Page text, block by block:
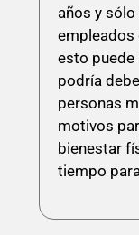
años y
empleados
esto puede
podría
personas
motivos
bienestar
tiempo